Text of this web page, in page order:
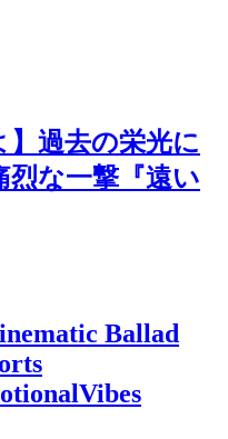
】過去の栄光に
烈な一撃『遠い
Ballad